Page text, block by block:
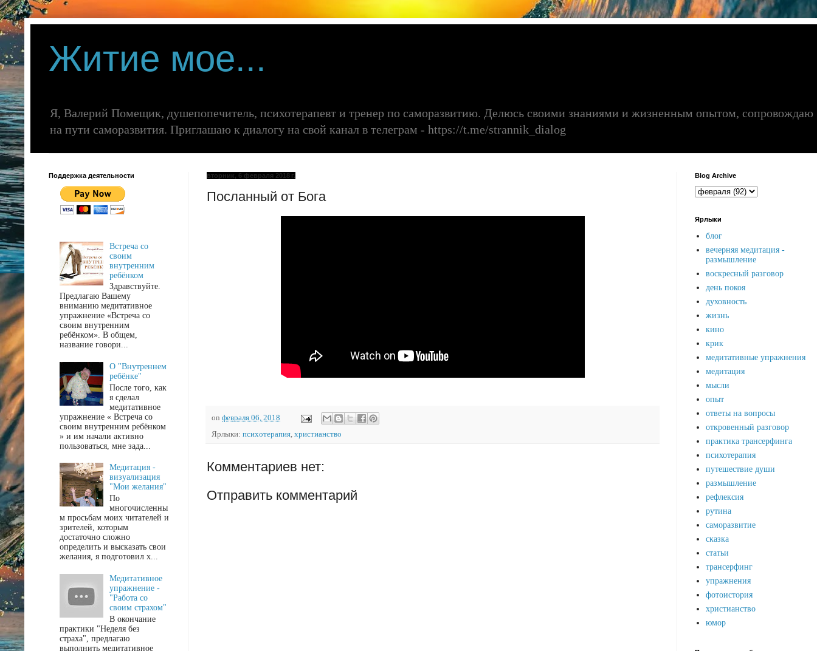
Житие мое...
Я, Валерий Помещик, душепопечитель, психотерапевт и тренер по саморазвитию. Делюсь своими знаниями и жизненным опытом, сопровождаю
на пути саморазвития. Приглашаю к диалогу на свой канал в телеграм - https://t.me/strannik_dialog
вторник, 6 февраля 2018 г.
Посланный от Бога
on февраля 06, 2018
Ярлыки: психотерапия, христианство
Комментариев нет:
Отправить комментарий
Поддержка деятельности
Встреча со
своим
внутренним
ребёнком
Здравствуйте.
Предлагаю Вашему
вниманию медитативное
упражнение «Встреча со
своим внутренним
ребёнком». В общем,
название говори...
О "Внутреннем
ребёнке"
После того, как
я сделал
медитативное
упражнение « Встреча со
своим внутренним ребёнком
» и им начали активно
пользоваться, мне зада...
Медитация -
визуализация
"Мои желания"
По
многочисленны
м просьбам моих читателей и
зрителей, которым
достаточно сложно
определить и высказать свои
желания, я подготовил х...
Медитативное
упражнение -
"Работа со
своим страхом"
В окончание
практики "Неделя без
страха", предлагаю
выполнить медитативное
Blog Archive
Ярлыки
блог
вечерняя медитация -
размышление
воскресный разговор
день покоя
духовность
жизнь
кино
крик
медитативные упражнения
медитация
мысли
опыт
ответы на вопросы
откровенный разговор
практика трансерфинга
психотерапия
путешествие души
размышление
рефлексия
рутина
саморазвитие
сказка
статьи
трансерфинг
упражнения
фотоистория
христианство
юмор